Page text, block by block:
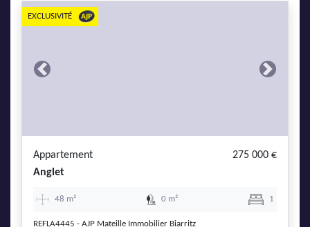
Previous Next
EXCLUSIVITÉ
Appartement
275 000 €
Anglet
48 m² 0 m² 1
REFLA4445 - AJP Mateille Immobilier Biarritz